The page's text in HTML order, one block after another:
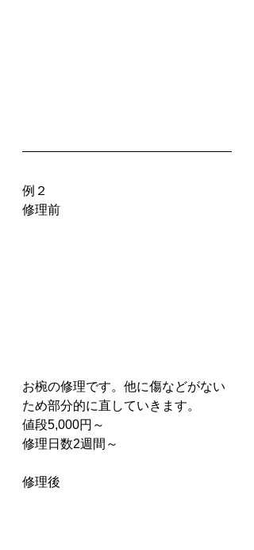
例２
修理前
お椀の修理です。他に傷などがない
ため部分的に直していきます。
値段5,000円～
修理日数2週間～
修理後